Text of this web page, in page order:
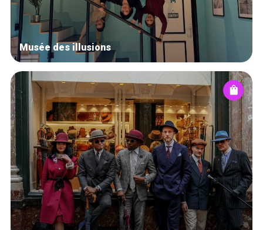
Musée des illusions